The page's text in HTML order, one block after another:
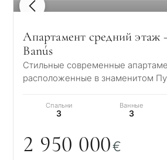
1 / 8
Апартамент средний
Banús
Стильные современные
расположенные в знаменитом
Испытайт…
Спальни
3
Ванные
3
2 950 000€